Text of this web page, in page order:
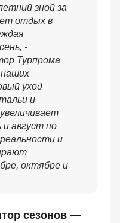
зной за
отдых в
-
Турпрома
наших
уход
и
август по
и
октябре и
сезонов —